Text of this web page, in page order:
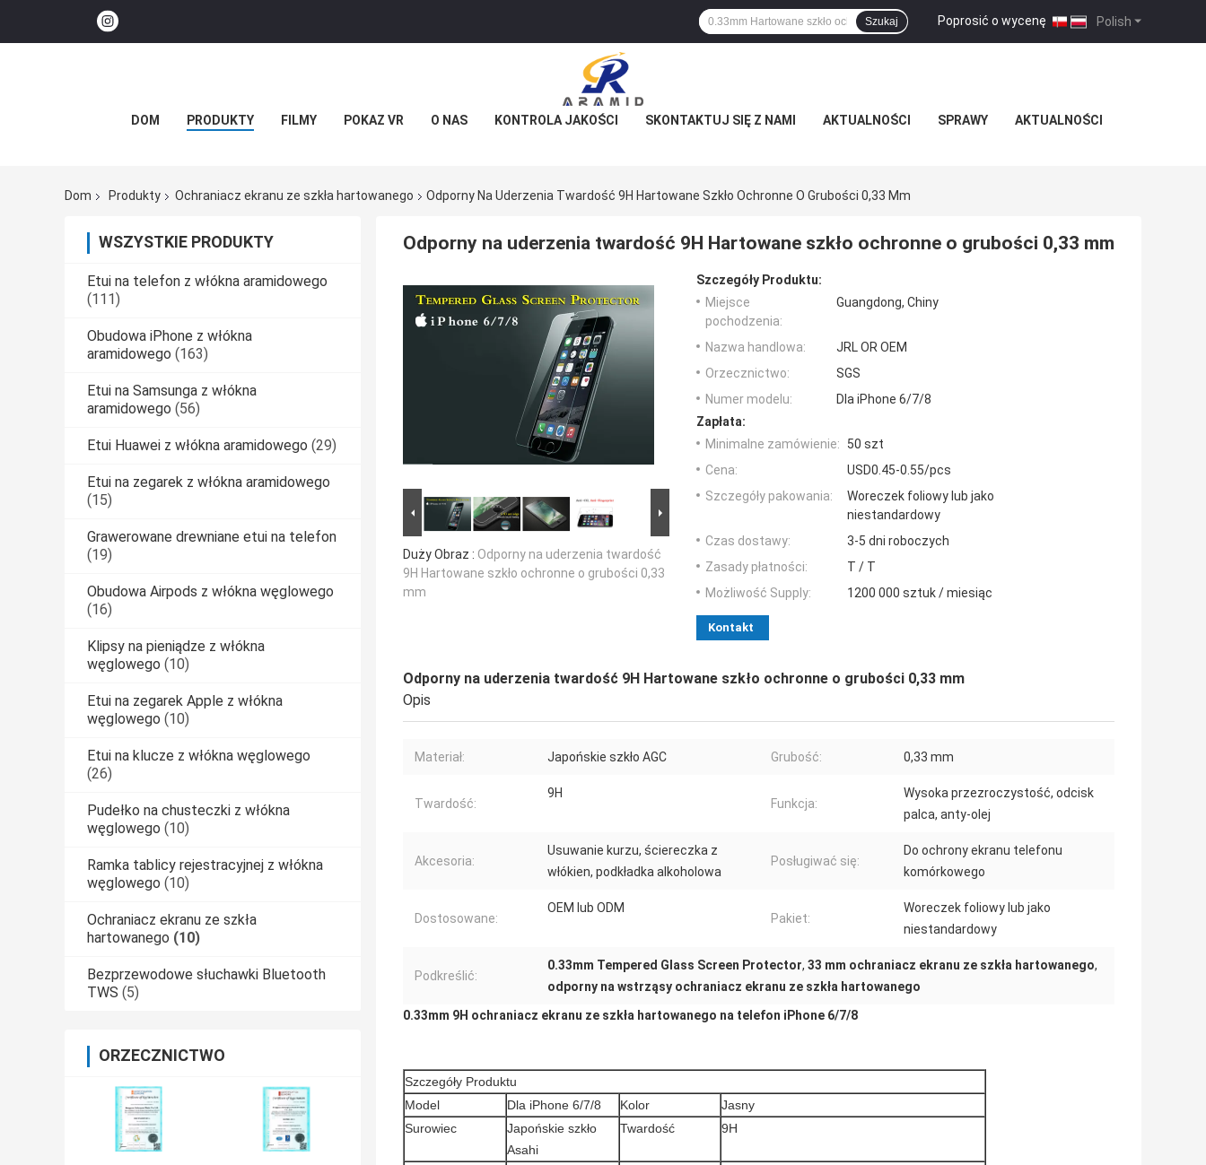
Polish
Poprosić o wycenę |
Szukaj
DOM PRODUKTY FILMY POKAZ VR O NAS KONTROLA JAKOŚCI SKONTAKTUJ SIĘ Z NAMI AKTUALNOŚCI SPRAWY AKTUALNOŚCI
Dom Produkty Ochraniacz ekranu ze szkła hartowanego Odporny Na Uderzenia Twardość 9H Hartowane Szkło Ochronne O Grubości 0,33 Mm
WSZYSTKIE PRODUKTY
Etui na telefon z włókna aramidowego
(111)
Obudowa iPhone z włókna
aramidowego (163)
Etui na Samsunga z włókna
aramidowego (56)
Etui Huawei z włókna aramidowego (29)
Etui na zegarek z włókna aramidowego
(15)
Grawerowane drewniane etui na telefon
(19)
Obudowa Airpods z włókna węglowego
(16)
Klipsy na pieniądze z włókna
węglowego (10)
Etui na zegarek Apple z włókna
węglowego (10)
Etui na klucze z włókna węglowego
(26)
Pudełko na chusteczki z włókna
węglowego (10)
Ramka tablicy rejestracyjnej z włókna
węglowego (10)
Ochraniacz ekranu ze szkła
hartowanego (10)
Bezprzewodowe słuchawki Bluetooth
TWS (5)
ORZECZNICTWO
Odporny na uderzenia twardość 9H Hartowane szkło ochronne o grubości 0,33 mm
Duży Obraz : Odporny na uderzenia twardość
9H Hartowane szkło ochronne o grubości 0,33
mm
Szczegóły Produktu:
Miejsce
pochodzenia:
Guangdong, Chiny
Nazwa handlowa:
JRL OR OEM
Orzecznictwo:
SGS
Numer modelu:
Dla iPhone 6/7/8
Zapłata:
Minimalne zamówienie:
50 szt
Cena:
USD0.45-0.55/pcs
Szczegóły pakowania:
Woreczek foliowy lub jako
niestandardowy
Czas dostawy:
3-5 dni roboczych
Zasady płatności:
T / T
Możliwość Supply:
1200 000 sztuk / miesiąc
Kontakt
Odporny na uderzenia twardość 9H Hartowane szkło ochronne o grubości 0,33 mm
Opis
Materiał: Japońskie szkło AGC Grubość: 0,33 mm
Twardość:
9H
Funkcja:
Wysoka przezroczystość, odcisk
palca, anty-olej
Akcesoria:
Usuwanie kurzu, ściereczka z
włókien, podkładka alkoholowa
Posługiwać się:
Do ochrony ekranu telefonu
komórkowego
Dostosowane:
OEM lub ODM
Pakiet:
Woreczek foliowy lub jako
niestandardowy
Podkreślić:
0.33mm Tempered Glass Screen Protector, 33 mm ochraniacz ekranu ze szkła hartowanego,
odporny na wstrząsy ochraniacz ekranu ze szkła hartowanego
0.33mm 9H ochraniacz ekranu ze szkła hartowanego na telefon iPhone 6/7/8
Szczegóły Produktu
Model
Dla iPhone 6/7/8 Kolor
Jasny
Surowiec
Japońskie szkło
Asahi
Twardość 9H